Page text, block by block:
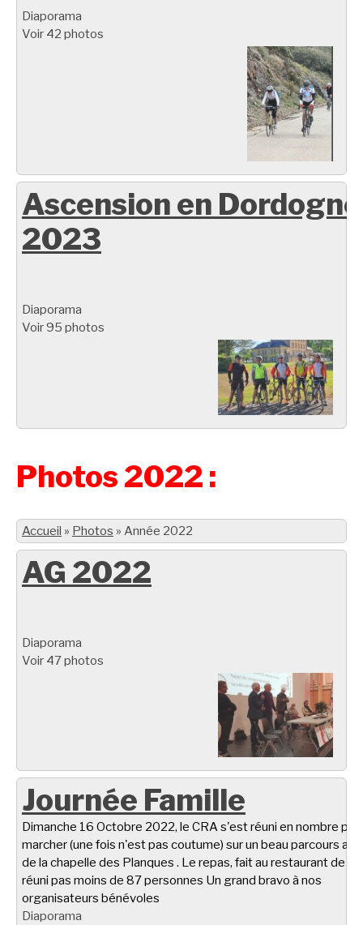
Diaporama
Voir 42 photos
Ascension en Dordogne
2023
Diaporama
Voir 95 photos
Photos 2022 :
Accueil » Photos » Année 2022
AG 2022
Diaporama
Voir 47 photos
Journée Famille
Dimanche 16 Octobre 2022, le CRA s'est réuni en nombre
marcher (une fois n'est pas coutume) sur un beau parcours
de la chapelle des Planques . Le repas, fait au restaurant de
réuni pas moins de 87 personnes Un grand bravo à nos
organisateurs bénévoles
Diaporama